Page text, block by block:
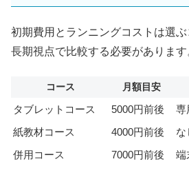
初期費用とランニングコストは選ぶ
長期視点で比較する必要があります
コース 月額目安
タブレットコース 5000円前後
専
紙教材コース
4000円前後
な
併用コース
7000円前後 端